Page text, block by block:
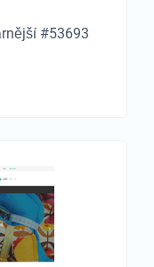
#53693